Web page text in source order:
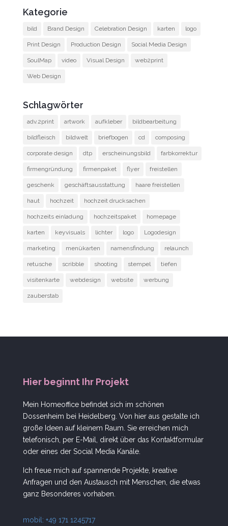
Kategorie
bild Brand Design Celebration Design karten logo
Print Design Production Design Social Media Design
SoulMap video Visual Design web2print
Web Design
Schlagwörter
adv.2print artwork aufkleber bildbearbeitung
bildfleisch bildwelt briefbogen cd composing
corporate design dtp erscheinungsbild farbkorrektur
firmengründung firmenpaket flyer freistellen
geschenk geschäftsausstattung haare freistellen
haut hochzeit hochzeit drucksachen
hochzeits einladung hochzeitspaket homepage
karten keyvisuals lichter logo Logodesign
marketing menükarten namensfindung relaunch
retusche scribble shooting stempel tiefen
visitenkarte webdesign website werbung
zauberstab
Hier beginnt Ihr Projekt
Mein Homeoffice befindet sich im schönen
Dossenheim bei Heidelberg. Von hier aus gestalte ich
große Ideen auf kleinem Raum. Sie erreichen mich
telefonisch, per E-Mail, direkt über das Kontaktformular
oder eines der Social Media Kanäle.
Ich freue mich auf spannende Projekte, kreative
Anfragen und den Austausch mit Menschen, die etwas
ganz Besonderes vorhaben.
mobil: +49 171 1245717